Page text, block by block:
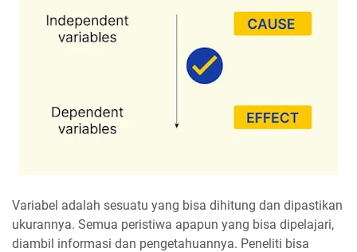
Variabel adalah sesuatu yang bisa dihitung dan dipastikan
ukurannya. Semua peristiwa apapun yang bisa dipelajari,
diambil informasi dan pengetahuannya. Peneliti bisa